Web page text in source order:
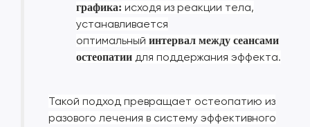
графика: исходя из реакции тела,
устанавливается
оптимальный интервал между сеансами
остеопатии для поддержания эффекта.
Такой подход превращает остеопатию из
разового лечения в систему эффективного